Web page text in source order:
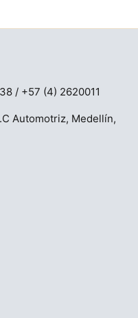
/ +57 (4) 2620011
Automotriz, Medellín,